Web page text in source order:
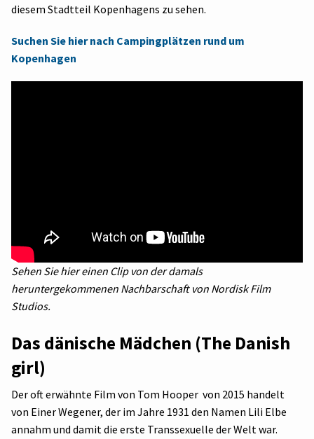
diesem Stadtteil Kopenhagens zu sehen.
Suchen Sie hier nach Campingplätzen rund um
Kopenhagen
Sehen Sie hier einen Clip von der damals
heruntergekommenen Nachbarschaft von Nordisk Film
Studios.
Das dänische Mädchen (The Danish
girl)
Der oft erwähnte Film von Tom Hooper von 2015 handelt
von Einer Wegener, der im Jahre 1931 den Namen Lili Elbe
annahm und damit die erste Transsexuelle der Welt war.